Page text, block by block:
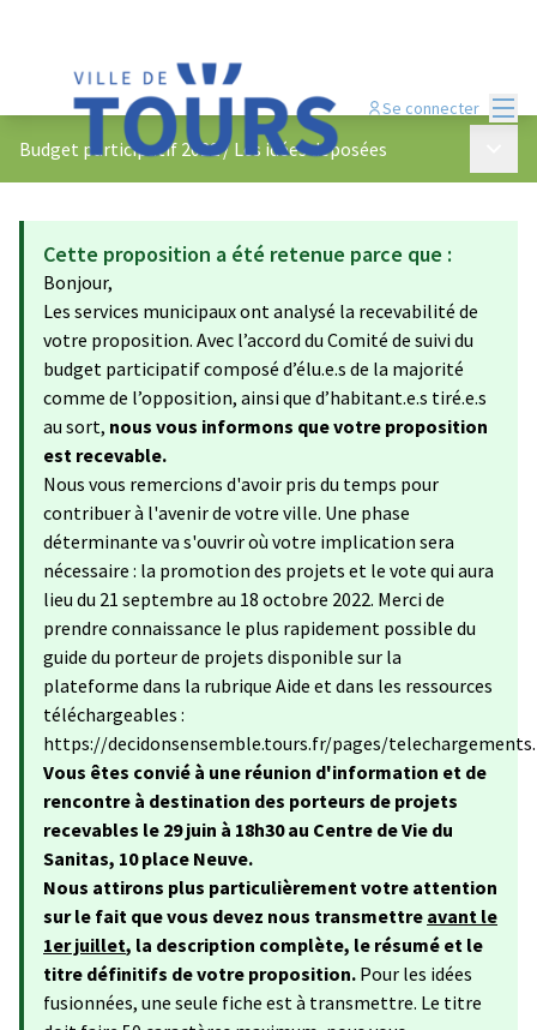
Se connecter
Budget participatif 2022/ Les idées déposées
Cette proposition a été retenue parce que :
Bonjour,
Les services municipaux ont analysé la recevabilité de
votre proposition. Avec l’accord du Comité de suivi du
budget participatif composé d’élu.e.s de la majorité
comme de l’opposition, ainsi que d’habitant.e.s tiré.e.s
au sort, nous vous informons que votre proposition
est recevable.
Nous vous remercions d'avoir pris du temps pour
contribuer à l'avenir de votre ville. Une phase
déterminante va s'ouvrir où votre implication sera
nécessaire : la promotion des projets et le vote qui aura
lieu du 21 septembre au 18 octobre 2022. Merci de
prendre connaissance le plus rapidement possible du
guide du porteur de projets disponible sur la
plateforme dans la rubrique Aide et dans les ressources
téléchargeables :
https://decidonsensemble.tours.fr/pages/telechargements.
Vous êtes convié à une réunion d'information et de
rencontre à destination des porteurs de projets
recevables le 29 juin à 18h30 au Centre de Vie du
Sanitas, 10 place Neuve.
Nous attirons plus particulièrement votre attention
sur le fait que vous devez nous transmettre avant le
1er juillet, la description complète, le résumé et le
titre définitifs de votre proposition. Pour les idées
fusionnées, une seule fiche est à transmettre. Le titre